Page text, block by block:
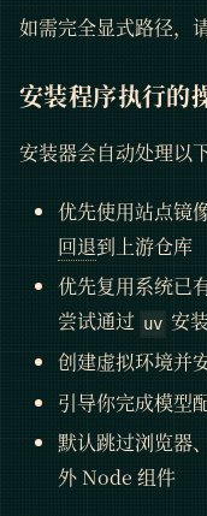
如需完全显式路径，
安装程序执行的
安装器会自动处理以
优先使用站点镜
回退到上游仓库
优先复用系统已
尝试通过 uv 安
创建虚拟环境并
引导你完成模型
默认跳过浏览
外 Node 组件